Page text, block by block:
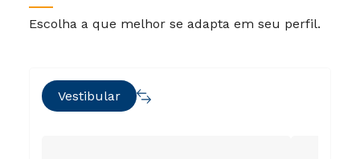
Escolha a que melhor se adapta em seu perfil.
Vestibular